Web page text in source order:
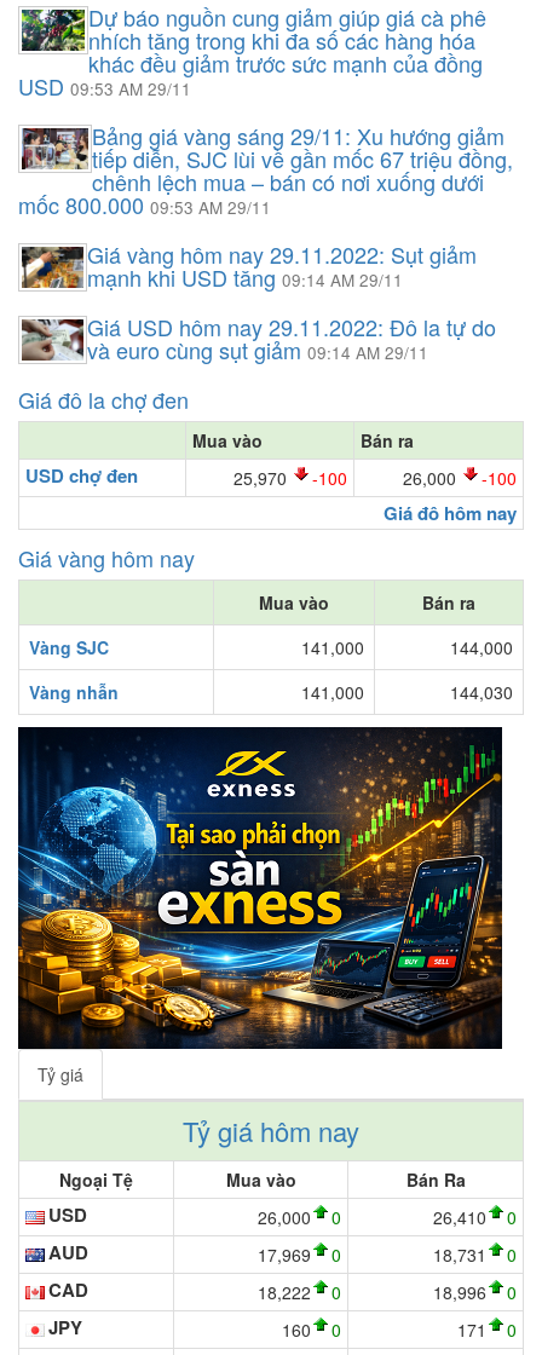
Dự báo nguồn cung giảm giúp giá cà phê
nhích tăng trong khi đa số các hàng hóa
khác đều giảm trước sức mạnh của đồng
USD 09:53 AM 29/11
Bảng giá vàng sáng 29/11: Xu hướng giảm
tiếp diễn, SJC lùi về gần mốc 67 triệu đồng,
chênh lệch mua – bán có nơi xuống dưới
mốc 800.000 09:53 AM 29/11
Giá vàng hôm nay 29.11.2022: Sụt giảm
mạnh khi USD tăng09:14 AM 29/11
Giá USD hôm nay 29.11.2022: Đô la tự do
và euro cùng sụt giảm09:14 AM 29/11
Giá đô la chợ đen
Mua vào Bán ra
USD chợ đen 25,970 -100 26,000 -100
Giá đô hôm nay
Giá vàng hôm nay
Mua vào
Bán ra
Vàng SJC
141,000
144,000
Vàng nhẫn
141,000 144,030
Tỷ giá
Tỷ giá hôm nay
Ngoại Tệ Mua vào Bán Ra
USD 26,000 0 26,410 0
AUD 17,969 0 18,731 0
CAD 18,222 0 18,996 0
JPY 160 0 171 0